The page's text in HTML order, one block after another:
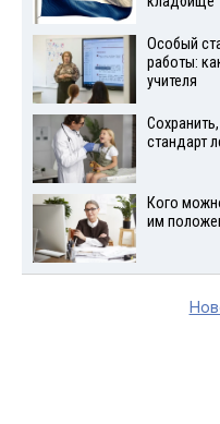
Особый
работы:
учителя
стандарт
Кого
им